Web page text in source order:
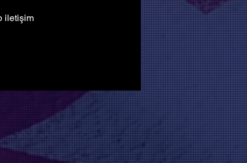
iletişim